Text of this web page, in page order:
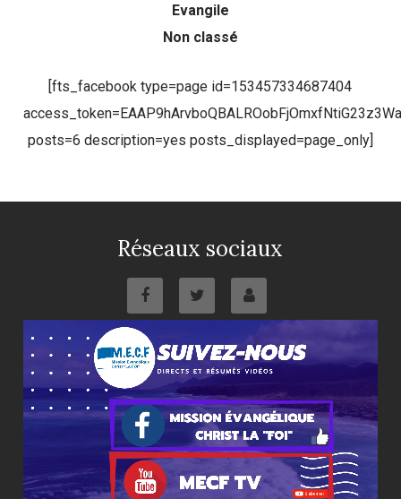
Evangile
Non classé
[fts_facebook type=page id=153457334687404
posts=6 description=yes posts_displayed=page_only]
Réseaux sociaux